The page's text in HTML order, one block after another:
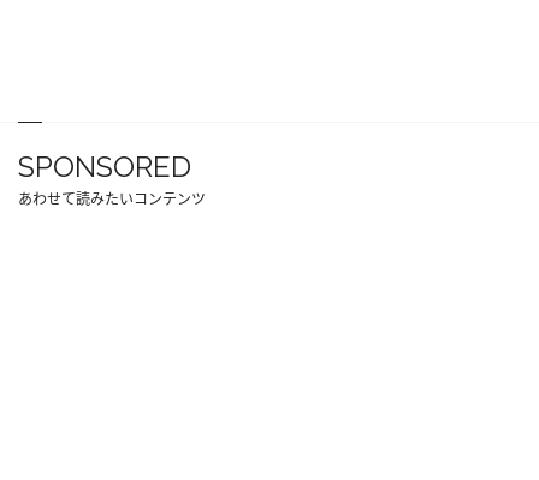
SPONSORED
あわせて読みたいコンテンツ